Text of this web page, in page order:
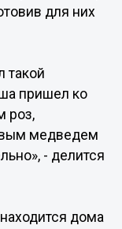
для них
такой
пришел ко
роз,
медведем
- делится
дома